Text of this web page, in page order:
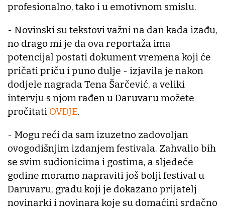
profesionalno, tako i u emotivnom smislu.
- Novinski su tekstovi važni na dan kada izađu,
no drago mi je da ova reportaža ima
potencijal postati dokument vremena koji će
pričati priču i puno dulje - izjavila je nakon
dodjele nagrada Tena Šarčević, a veliki
intervju s njom rađen u Daruvaru možete
pročitati OVDJE.
- Mogu reći da sam izuzetno zadovoljan
ovogodišnjim izdanjem festivala. Zahvalio bih
se svim sudionicima i gostima, a sljedeće
godine moramo napraviti još bolji festival u
Daruvaru, gradu koji je dokazano prijatelj
novinarki i novinara koje su domaćini srdačno